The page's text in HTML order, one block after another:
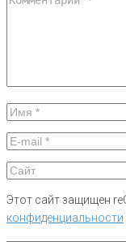
Этот сайт защищен
конфиденциальности